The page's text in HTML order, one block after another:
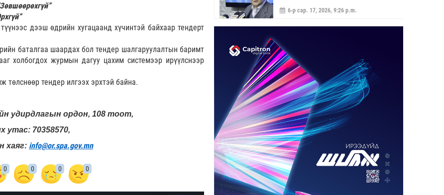
дээш өдрийн хугацаанд хүчинтэй байхаар тендерт
баталгаа шаардах бол тендер шалгаруулалтын баримт
холбогдох журмын дагуу цахим системээр ирүүлснээр
төлснөөр тендер илгээх эрхтэй байна.
удирдлагын ордон, 108 тоот,
утас: 70358570,
хаяг: info@or.spa.gov.mn
0 0 0 0
6-р сар. 17, 2026, 9:26 p.m.
ҮЙЛДВЭРИЙН ХЭДЭН ХУВИЙГ
ЭЗЭМШИХ ВЭ ГЭДЭГ АСУУДАЛ ГАРЧ
ИРНЭ
5-р сар. 21, 2026, 11:40 a.m.
ЗУУН НАСЫГ ДАВСАН “ХӨВЧИЙН ХӨХ
ГОНИО” АЛДАРТАЙ Д.ГОНЧИГДАГВА
2-р сар. 17, 2026, 10:38 a.m.
ОРОН НУТАГТ ГАЗАР ОЛГОХ ЭРХ
МЭДЛИЙГ ШИЛЖҮҮЛНЭ
1-р сар. 19, 2026, 10:54 a.m.
ТЭТГЭВРИЙН ЗЭЭЛИЙН ХҮҮГ
БУУРУУЛАХ, УРТАСГАХ ЧИГЛЭЛЭЭР